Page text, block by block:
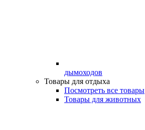
дымоходов
Товары для отдыха
Посмотреть все товары
Товары для животных